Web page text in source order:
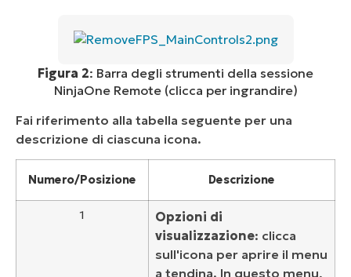
Figura 2: Barra degli strumenti della sessione
NinjaOne Remote (clicca per ingrandire)
Fai riferimento alla tabella seguente per una
descrizione di ciascuna icona.
Numero/Posizione Descrizione
1
Opzioni di
visualizzazione: clicca
sull'icona per aprire il menu
a tendina. In questo menu,